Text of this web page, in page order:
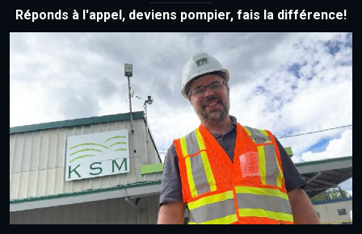
Réponds à l'appel, deviens pompier, fais la différence!